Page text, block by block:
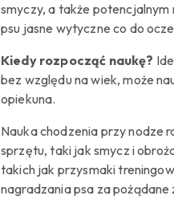
smyczy, a także
psu jasne wytyczne co do
Kiedy rozpocząć naukę?
bez względu na wiek, może
opiekuna.
Nauka chodzenia przy nodze
sprzętu, taki jak smycz i
takich jak przysmaki
nagradzania psa za